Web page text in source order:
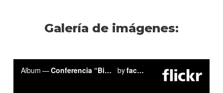
Galería de imágenes: